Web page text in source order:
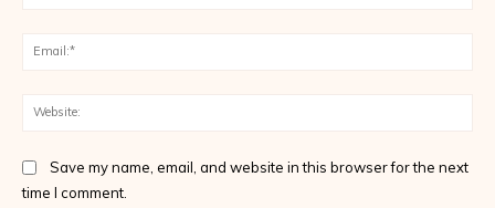
Save my name, email, and website in this browser for the next
time I comment.